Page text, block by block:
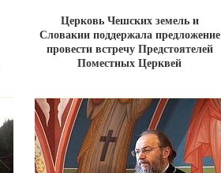
Церковь Чешских земель и
Словакии поддержала предложение
провести встречу Предстоятелей
Поместных Церквей